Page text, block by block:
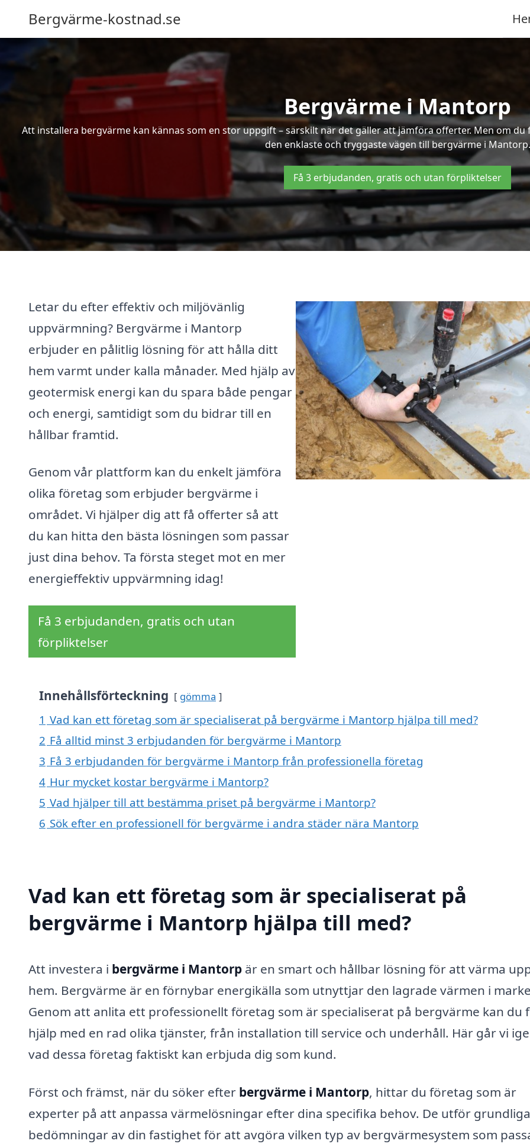
Bergvärme-kostnad.se
Bergvärme i Mantorp
Att installera bergvärme kan kännas som en stor uppgift – särskilt när det gäller att jämföra offerter. Men om
den enklaste och tryggaste vägen till bergvärme i Mantorp.
Få 3 erbjudanden, gratis och utan förpliktelser
Letar du efter effektiv och miljövänlig
uppvärmning? Bergvärme i Mantorp
erbjuder en pålitlig lösning för att hålla ditt
hem varmt under kalla månader. Med hjälp av
geotermisk energi kan du spara både pengar
och energi, samtidigt som du bidrar till en
hållbar framtid.
Genom vår plattform kan du enkelt jämföra
olika företag som erbjuder bergvärme i
området. Vi hjälper dig att få offerter så att
du kan hitta den bästa lösningen som passar
just dina behov. Ta första steget mot en mer
energieffektiv uppvärmning idag!
Få 3 erbjudanden, gratis och utan
förpliktelser
Innehållsförteckning gömma
1 Vad kan ett företag som är specialiserat på bergvärme i Mantorp hjälpa till med?
2 Få alltid minst 3 erbjudanden för bergvärme i Mantorp
3 Få 3 erbjudanden för bergvärme i Mantorp från professionella företag
4 Hur mycket kostar bergvärme i Mantorp?
5 Vad hjälper till att bestämma priset på bergvärme i Mantorp?
6 Sök efter en professionell för bergvärme i andra städer nära Mantorp
Vad kan ett företag som är specialiserat på
bergvärme i Mantorp hjälpa till med?
Att investera i bergvärme i Mantorp är en smart och hållbar lösning för att värma
hem. Bergvärme är en förnybar energikälla som utnyttjar den lagrade värmen i
Genom att anlita ett professionellt företag som är specialiserat på bergvärme kan du
hjälp med en rad olika tjänster, från installation till service och underhåll. Här går vi
vad dessa företag faktiskt kan erbjuda dig som kund.
Först och främst, när du söker efter bergvärme i Mantorp, hittar du företag som är
experter på att anpassa värmelösningar efter dina specifika behov. De utför grundliga
bedömningar av din fastighet för att avgöra vilken typ av bergvärmesystem som